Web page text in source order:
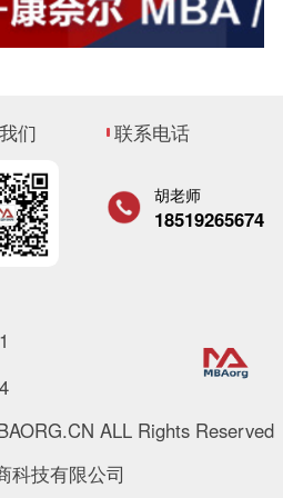
们 联系电话
胡老师
18519265674
ALL Rights Reserved
科技有限公司